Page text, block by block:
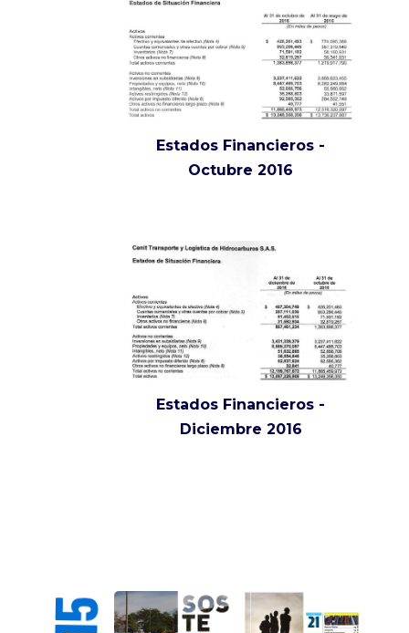
Estados Financieros -
Octubre 2016
Estados Financieros -
Diciembre 2016